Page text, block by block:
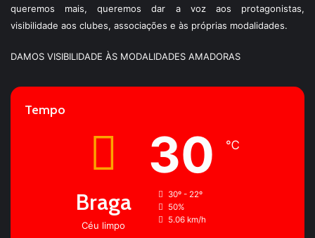
queremos mais, queremos dar a voz aos protagonistas,
visibilidade aos clubes, associações e às próprias modalidades.
DAMOS VISIBILIDADE ÀS MODALIDADES AMADORAS
Tempo
Braga
Céu limpo
30 ℃
30º - 22º
50%
5.06 km/h